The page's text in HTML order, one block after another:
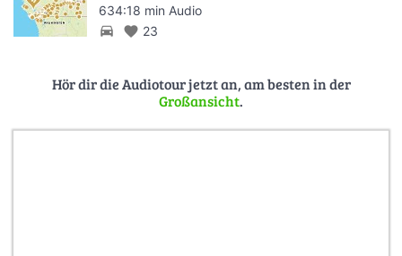
634:18 min Audio
directions_car favorite 23
Hör dir die Audiotour jetzt an, am besten in der
Großansicht.